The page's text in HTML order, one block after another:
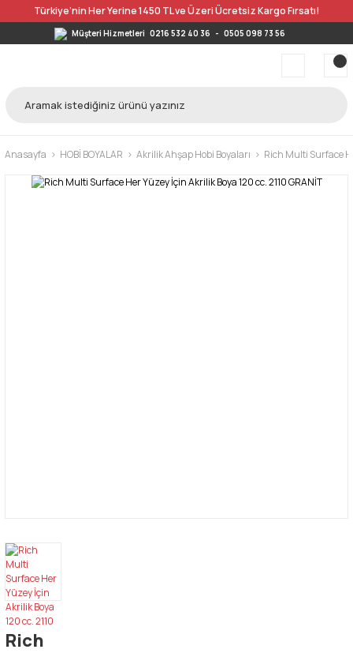
Türkiye’nin Her Yerine 1450 TL ve Üzeri Ücretsiz Kargo Fırsatı!
Müşteri Hizmetleri 0216 532 40 36 - 0505 098 73 56
Anasayfa HOBİ BOYALAR Akrilik Ahşap Hobi Boyaları Rich Multi Surface
Rich